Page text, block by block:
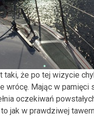
taki, że po tej wizycie
wrócę. Mając w pamięci
oczekiwań
to jak w prawdziwej